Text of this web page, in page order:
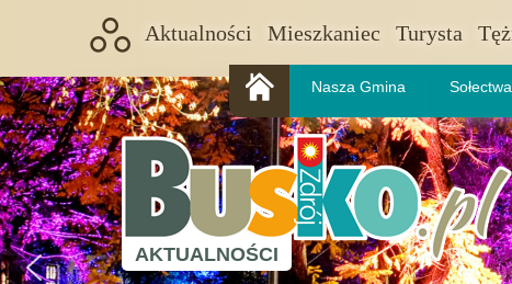
Aktualności Mieszkaniec Turysta
AKTUALNOŚCI
Nasza Gmina Sołectwa